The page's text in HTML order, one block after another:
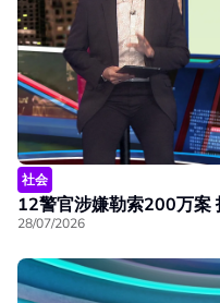
社会
12警官涉嫌勒索200万案
28/07/2026